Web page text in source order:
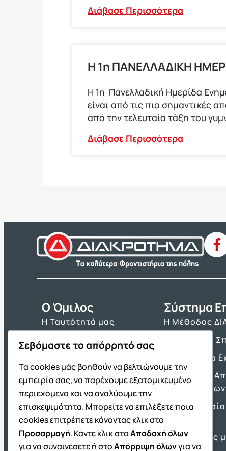
Διάβασε Περισσότερα
Η 1η ΠΑΝΕΛΛΑΔΙΚΗ
Η 1η Πανελλαδική Ημερίδα
είναι από τις πιο σημαντικές
από την τελευταία τάξη του
Διάβασε Περισσότερα
O Όμιλος
Η Ταυτότητά μας
Νέα & Ανακοινώσεις
Θέσεις Εργασίας
Σύστημα
Η Μέθοδος
Πρόγραμμα
Τα Εργαλεία
Θέματα και
Πανελλαδικών
Προετοιμασία
Οι Επιτυχίες
Σεβόμαστε το απόρρητό σας
Τα cookies μάς βοηθούν να βελτιώνουμε την
εμπειρία σας, να παρέχουμε εξατομικευμένο
περιεχόμενο και να αναλύουμε την
επισκεψιμότητα. Μπορείτε να επιλέξετε ποια
cookies επιτρέπετε κάνοντας κλικ στο
Προσαρμογή. Κάντε κλικ στοΑποδοχή όλων
για να συναινέσετε ή στοΑπόρριψη όλωνγια να